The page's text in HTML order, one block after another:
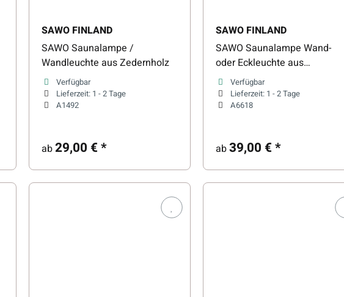
SAWO FINLAND
SAWO Saunalampe /
Wandleuchte aus Zedernholz
Verfügbar
Lieferzeit: 1 - 2 Tage
A1492
ab29,00 €*
SAWO FINLAND
SAWO Saunalampe Wand-
oder Eckleuchte aus
Zedernholz
Verfügbar
Lieferzeit: 1 - 2 Tage
A6618
ab39,00 €*